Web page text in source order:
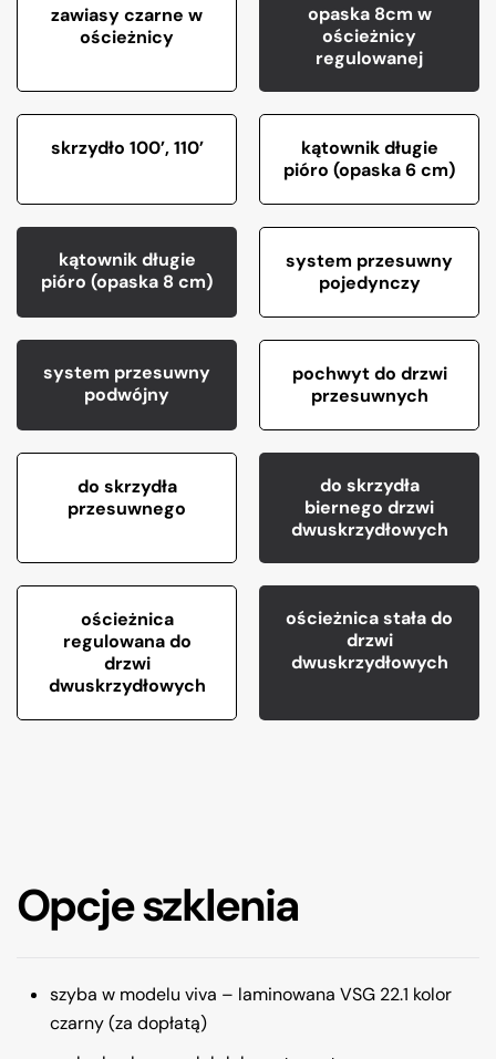
zawiasy czarne w
ościeżnicy
opaska 8cm w
ościeżnicy
regulowanej
skrzydło 100’, 110’
kątownik długie
pióro (opaska 6 cm)
kątownik długie
pióro (opaska 8 cm)
system przesuwny
pojedynczy
system przesuwny
podwójny
pochwyt do drzwi
przesuwnych
do skrzydła
przesuwnego
do skrzydła
biernego drzwi
dwuskrzydłowych
ościeżnica
regulowana do
drzwi
dwuskrzydłowych
ościeżnica stała do
drzwi
dwuskrzydłowych
Opcje szklenia
szyba w modelu viva – laminowana VSG 22.1 kolor
czarny (za dopłatą)